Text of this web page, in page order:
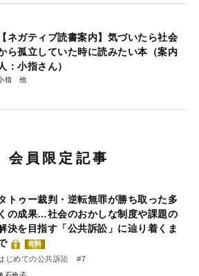
【ネガティブ読書案内】気づいたら社会
ら孤立していた時に読みたい本（案内
人：小指さん）
指
会員限定記事
トゥー裁判・逆転無罪が勝ち取った多
くの成果…社会のおかしな制度や課題の
決を目指す「公共訴訟」に辿り着くま
有料
じめての公共訴訟 #7